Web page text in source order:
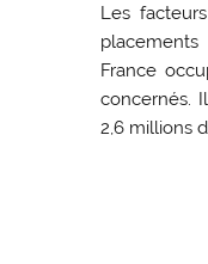
Les
France
concernés.
2,6 millions